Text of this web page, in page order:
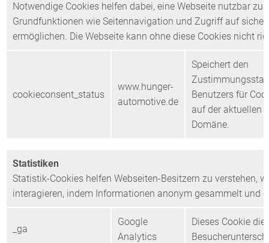
Notwendige Cookies helfen dabei, eine Webseite nutzbar zu
Grundfunktionen wie Seitennavigation und Zugriff auf
ermöglichen. Die Webseite kann ohne diese Cookies nicht
cookieconsent_status
www.hunger-
automotive.de
Speichert den
Benutzers für
auf der aktuellen
Domäne.
Statistiken
Statistik-Cookies helfen Webseiten-Besitzern zu verstehen,
interagieren, indem Informationen anonym gesammelt und
_ga
Google
Analytics
Dieses Cookie